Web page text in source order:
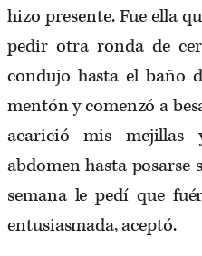
hizo presente. Fue ella
pedir otra ronda de
condujo hasta el baño
mentón y comenzó a
acarició mis mejillas
abdomen hasta
semana le pedí que
entusiasmada, aceptó.